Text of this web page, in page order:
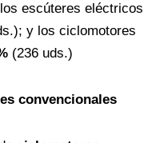
escúteres eléctricos
y los ciclomotores
(236 uds.)
convencionales